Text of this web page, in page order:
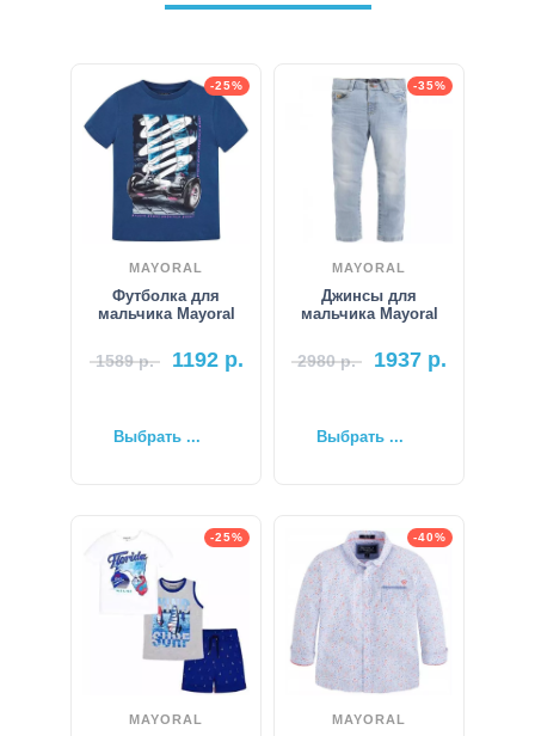
-25%
MAYORAL
Футболка для
мальчика Mayoral
1589р. 1192р.
Выбрать ...
-35%
MAYORAL
Джинсы для
мальчика Mayoral
2980р. 1937 р.
Выбрать ...
-25%
MAYORAL
-40%
MAYORAL